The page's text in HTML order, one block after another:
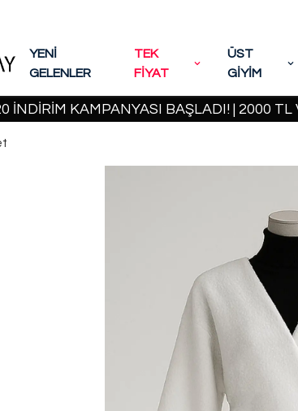
YENİ
GELENLER
TEK
FİYAT
ÜST
GİYİM
KAMPANYASI BAŞLADI! | 2000 TL VE